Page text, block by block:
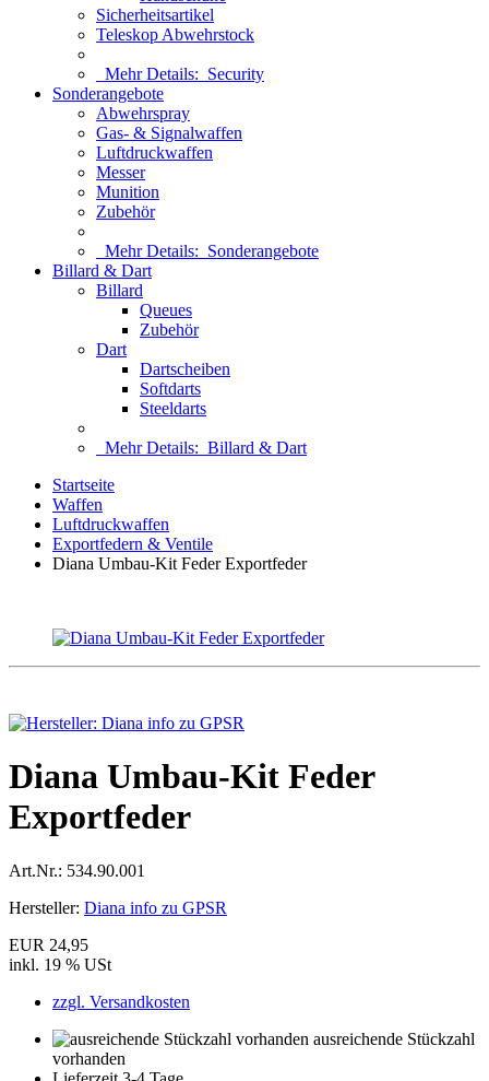
Sicherheitsartikel
Teleskop Abwehrstock
Mehr Details: Security
Sonderangebote
Abwehrspray
Gas- & Signalwaffen
Luftdruckwaffen
Messer
Munition
Zubehör
Mehr Details: Sonderangebote
Billard & Dart
Billard
Queues
Zubehör
Dart
Dartscheiben
Softdarts
Steeldarts
Mehr Details: Billard & Dart
Startseite
Waffen
Luftdruckwaffen
Exportfedern & Ventile
Diana Umbau-Kit Feder Exportfeder
Diana Umbau-Kit Feder
Exportfeder
Art.Nr.: 534.90.001
Hersteller: Diana info zu GPSR
EUR 24,95
inkl. 19 % USt
zzgl. Versandkosten
ausreichende Stückzahl
vorhanden